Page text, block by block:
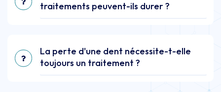
traitements peuvent-ils durer ?
La perte d'une dent nécessite-t-elle
toujours un traitement ?